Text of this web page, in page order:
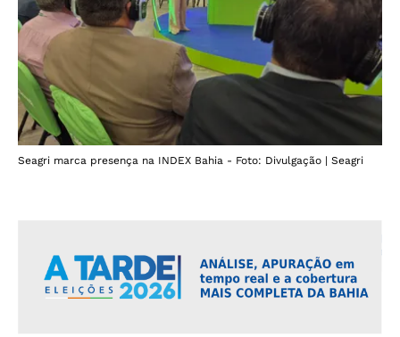
Seagri marca presença na INDEX Bahia - Foto: Divulgação | Seagri